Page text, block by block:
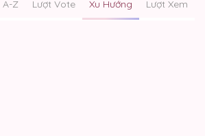
A-Z Lượt Vote Xu Hướng Lượt Xem